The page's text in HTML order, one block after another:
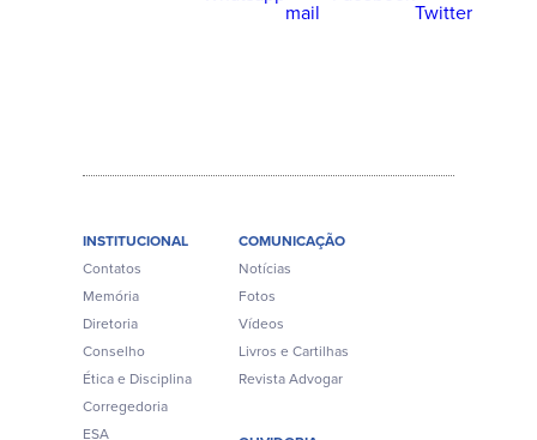
INSTITUCIONAL
Contatos
Memória
Diretoria
Conselho
Ética e Disciplina
Corregedoria
ESA
COMUNICAÇÃO
Notícias
Fotos
Vídeos
Livros e Cartilhas
Revista Advogar